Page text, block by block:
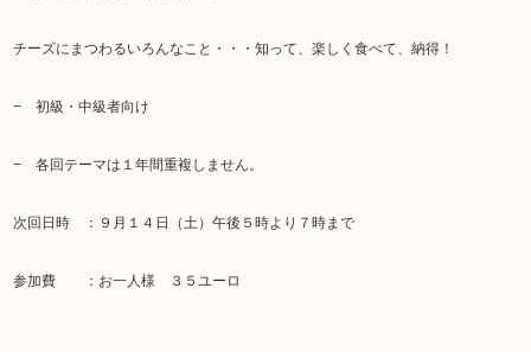
Hisada
チーズにまつわるいろんなこと・・・知って、楽しく食べて、納得！
− 初級・中級者向け
− 各回テーマは１年間重複しません。
次回日時 ：９月１４日（土）午後５時より７時まで
参加費 ：お一人様 ３５ユーロ